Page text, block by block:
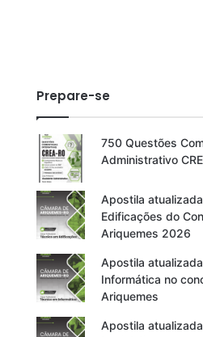
Prepare-se
750 Questões
Administrativo
Apostila
Edificações do
Ariquemes 2026
Apostila
Informática no
Ariquemes
Apostila